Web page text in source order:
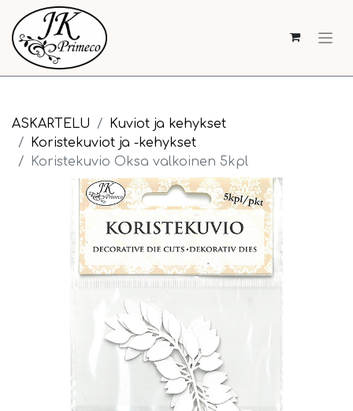
ASKARTELU
Kuviot ja kehykset
Koristekuviot ja -kehykset
Koristekuvio Oksa valkoinen 5kpl